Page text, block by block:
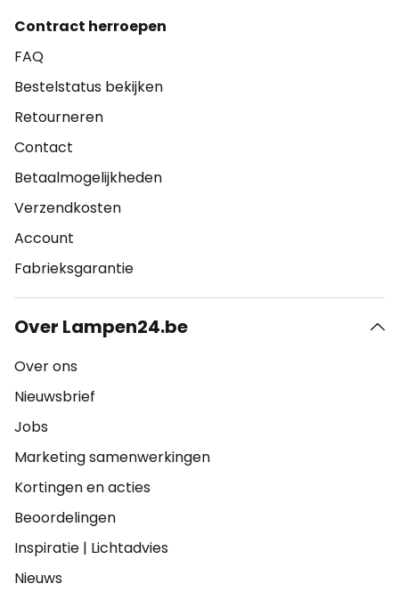
Contract herroepen
FAQ
Bestelstatus bekijken
Retourneren
Contact
Betaalmogelijkheden
Verzendkosten
Account
Fabrieksgarantie
Over Lampen24.be
Over ons
Nieuwsbrief
Jobs
Marketing samenwerkingen
Kortingen en acties
Beoordelingen
Inspiratie | Lichtadvies
Nieuws